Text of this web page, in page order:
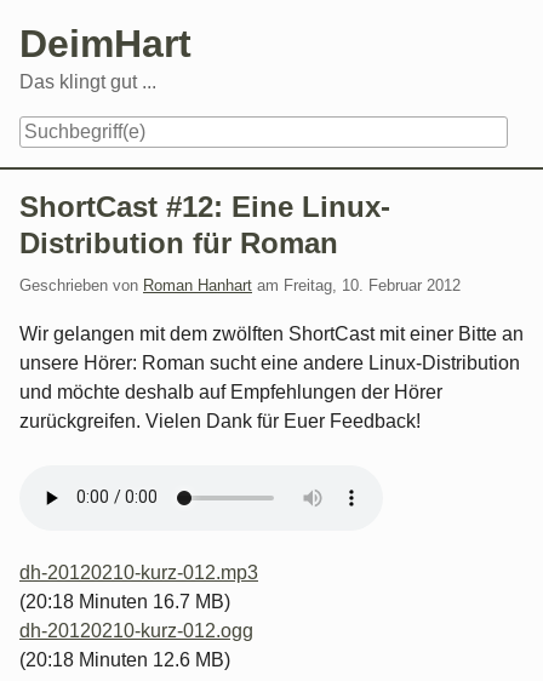
content
DeimHart
Das klingt gut ...
ShortCast #12: Eine Linux-
Distribution für Roman
Geschrieben von Roman Hanhart am Freitag, 10. Februar 2012
Wir gelangen mit dem zwölften ShortCast mit einer Bitte an
unsere Hörer: Roman sucht eine andere Linux-Distribution
und möchte deshalb auf Empfehlungen der Hörer
zurückgreifen. Vielen Dank für Euer Feedback!
dh-20120210-kurz-012.mp3
(20:18 Minuten 16.7 MB)
dh-20120210-kurz-012.ogg
(20:18 Minuten 12.6 MB)